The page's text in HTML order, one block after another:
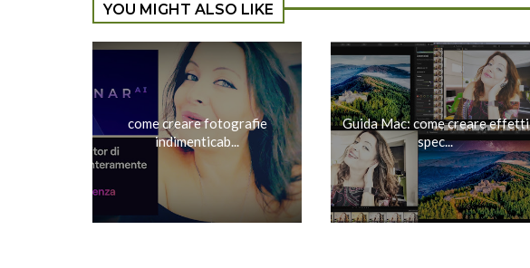
YOU MIGHT ALSO LIKE
come creare fotografie
indimenticab...
Guida Mac: come creare effetti
spec...